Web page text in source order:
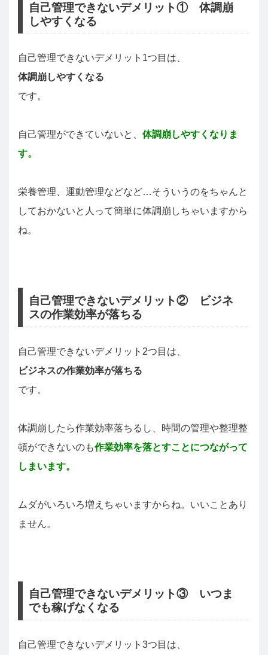
自己管理できないデメリット① 体調崩
しやすくなる
自己管理できないデメリット1つ目は、
体調崩しやすくなる
です。
自己管理ができていないと、 体調崩しやすくなりま
す。
栄養管理、運動管理などなど…そういうのをちゃんと
しておかないと人って簡単に体調崩しちゃいますから
ね。
自己管理できないデメリット② ビジネ
スの作業効率が落ちる
自己管理できないデメリット2つ目は、
ビジネスの作業効率が落ちる
です。
体調崩したら作業効率落ちるし、時間の管理や整理整
頓ができないのも作業効率を落とすことにつながって
しまいます。
ムダがいろいろ増えちゃいますからね。いいことあり
ません。
自己管理できないデメリット③ いつま
でも稼げなくなる
自己管理できないデメリット3つ目は、